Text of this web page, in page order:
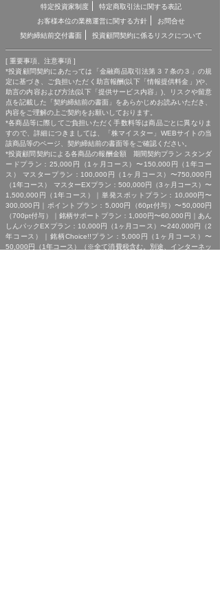
特定投資家制度
特定商取引法に関する表記
お客様本位の業務運営に関する方針
お問合せ
契約締結前交付書面
投資顧問契約に係るリスクについて
[ 重要事項、注意事項 ]
*投資顧問契約にあたっては「金融商品取引法第３７条の３」の規
定に基づき、ご負担いただく助言報酬(以下「情報提供料金」)や、
助言の内容および方法(以下「提供サービス内容」)、リスクや留意
点を記載した「契約締結前の書面」をあらかじめお読みいただき、
内容をご理解の上ご契約をお願いしております。
*各商品等に際してご負担いただく手数料等は商品ごとに異なりま
すので、詳細につきましては、「株マイスター」WEBサイトの当
該商品等のページ、契約締結前の書面等をご確認ください。
*投資顧問契約による各商品の報酬金額 期間契約プラン スタンダ
ードプラン：25,000円（1ヶ月コース）〜150,000円（1年コー
ス） マスタープラン：100,000円（1ヶ月コース）〜750,000円
（1年コース） マスターEXプラン：500,000円（3ヶ月コース）〜
1,500,000円（1年コース）｜単発スポットプラン：10,000円〜
300,000円｜ポイントプラン：5,000円（60pt付与）〜50,000円
（700pt付与）｜銘柄サポートプラン：1,000円〜60,000円｜あん
しんパックEXプラン：10,000円（1ヶ月コース）〜240,000円（2
年コース）｜銘柄Choice!!プラン：5,000円（1ヶ月コース）〜
50,000円（1年コース）（※全て消費税含む。別途、インターネッ